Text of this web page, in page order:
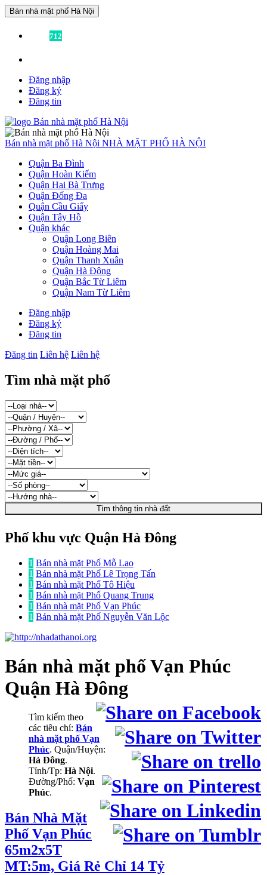
Bán nhà mặt phố Hà Nội
712
Đăng nhập
Đăng ký
Đăng tin
Bán nhà mặt phố Hà Nội NHÀ MẶT PHỐ HÀ NỘI
Quận Ba Đình
Quận Hoàn Kiếm
Quận Hai Bà Trưng
Quận Đống Đa
Quận Cầu Giấy
Quận Tây Hồ
Quận khác
Quận Long Biên
Quận Hoàng Mai
Quận Thanh Xuân
Quận Hà Đông
Quận Bắc Từ Liêm
Quận Nam Từ Liêm
Đăng nhập
Đăng ký
Đăng tin
Đăng tin Liên hệ Liên hệ
Tìm nhà mặt phố
Tìm thông tin nhà đất
Phố khu vực Quận Hà Đông
1 Bán nhà mặt Phố Mỗ Lao
1 Bán nhà mặt Phố Lê Trọng Tấn
1 Bán nhà mặt Phố Tô Hiệu
1 Bán nhà mặt Phố Quang Trung
1 Bán nhà mặt Phố Vạn Phúc
1 Bán nhà mặt Phố Nguyễn Văn Lộc
Bán nhà mặt phốVạn Phúc
Quận Hà Đông
Tìm kiếm theo
các tiêu chí: Bán
nhà mặt phố Vạn
Phúc. Quận/Huyện:
Hà Đông.
Tỉnh/Tp: Hà Nội.
Đường/Phố: Vạn
Phúc.
Bán Nhà Mặt
Phố Vạn Phúc
65m2x5T
MT:5m, Giá Rẻ Chỉ 14 Tỷ